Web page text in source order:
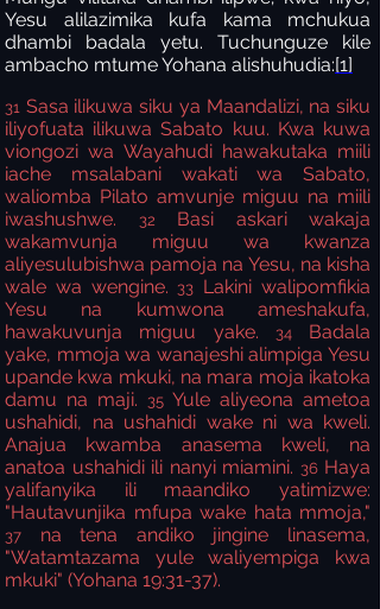
Yesu alilazimika kufa kama mchukua
dhambi badala yetu. Tuchunguze kile
ambacho mtume Yohana alishuhudia:[1]
31 Sasa ilikuwa siku ya Maandalizi, na siku
iliyofuata ilikuwa Sabato kuu. Kwa kuwa
viongozi wa Wayahudi hawakutaka miili
iache msalabani wakati wa Sabato,
waliomba Pilato amvunje miguu na miili
iwashushwe.
32Basi askari wakaja
wakamvunja miguu wa kwanza
aliyesulubishwa pamoja na Yesu, na kisha
wale wa wengine. 33 Lakini walipomfikia
Yesu na kumwona ameshakufa,
hawakuvunja miguu yake.
34Badala
yake, mmoja wa wanajeshi alimpiga Yesu
upande kwa mkuki, na mara moja ikatoka
damu na maji.
35 Yule aliyeona ametoa
ushahidi, na ushahidi wake ni wa kweli.
Anajua kwamba anasema kweli, na
anatoa ushahidi ili nanyi miamini. 36Haya
yalifanyika ili maandiko yatimizwe:
"Hautavunjika mfupa wake hata mmoja,"
37 na tena andiko jingine linasema,
"Watamtazama yule waliyempiga kwa
mkuki" (Yohana 19:31-37).